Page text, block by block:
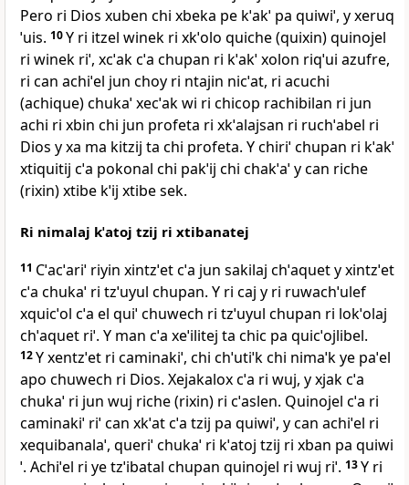
Pero ri Dios xuben chi xbeka pe kˈakˈ pa quiwiˈ, y xeruq
ˈuis. 10Y ri itzel winek ri xkˈolo quiche (quixin) quinojel
ri winek riˈ, xcˈak cˈa chupan ri kˈakˈ xolon riqˈui azufre,
ri can achiˈel jun choy ri ntajin nicˈat, ri acuchi
(achique) chukaˈ xecˈak wi ri chicop rachibilan ri jun
achi ri xbin chi jun profeta ri xkˈalajsan ri ruchˈabel ri
Dios y xa ma kitzij ta chi profeta. Y chiriˈ chupan ri kˈakˈ
xtiquitij cˈa pokonal chi pakˈij chi chakˈaˈ y can riche
(rixin) xtibe kˈij xtibe sek.
Ri nimalaj kˈatoj tzij ri xtibanatej
11 Cˈacˈariˈ riyin xintzˈet cˈa jun sakilaj chˈaquet y xintzˈet
cˈa chukaˈ ri tzˈuyul chupan. Y ri caj y ri ruwachˈulef
xquicˈol cˈa el quiˈ chuwech ri tzˈuyul chupan ri lokˈolaj
chˈaquet riˈ. Y man cˈa xeˈilitej ta chic pa quicˈojlibel.
12Y xentzˈet ri caminakiˈ, chi chˈutiˈk chi nimaˈk ye paˈel
apo chuwech ri Dios. Xejakalox cˈa ri wuj, y xjak cˈa
chukaˈ ri jun wuj riche (rixin) ri cˈaslen. Quinojel cˈa ri
caminakiˈ riˈ can xkˈat cˈa tzij pa quiwiˈ, y can achiˈel ri
xequibanalaˈ, queriˈ chukaˈ ri kˈatoj tzij ri xban pa quiwi
ˈ. Achiˈel ri ye tzˈibatal chupan quinojel ri wuj riˈ. 13Y ri